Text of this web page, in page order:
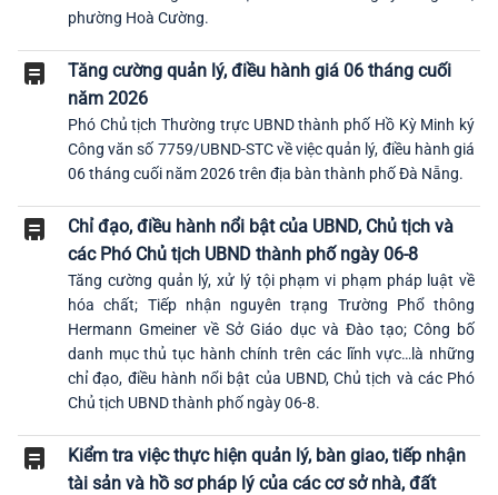
phường Hoà Cường.
Tăng cường quản lý, điều hành giá 06 tháng cuối
năm 2026
Phó Chủ tịch Thường trực UBND thành phố Hồ Kỳ Minh ký
Công văn số 7759/UBND-STC về việc quản lý, điều hành giá
06 tháng cuối năm 2026 trên địa bàn thành phố Đà Nẵng.
Chỉ đạo, điều hành nổi bật của UBND, Chủ tịch và
các Phó Chủ tịch UBND thành phố ngày 06-8
Tăng cường quản lý, xử lý tội phạm vi phạm pháp luật về
hóa chất; Tiếp nhận nguyên trạng Trường Phổ thông
Hermann Gmeiner về Sở Giáo dục và Đào tạo; Công bố
danh mục thủ tục hành chính trên các lĩnh vực…là những
chỉ đạo, điều hành nổi bật của UBND, Chủ tịch và các Phó
Chủ tịch UBND thành phố ngày 06-8.
Kiểm tra việc thực hiện quản lý, bàn giao, tiếp nhận
tài sản và hồ sơ pháp lý của các cơ sở nhà, đất